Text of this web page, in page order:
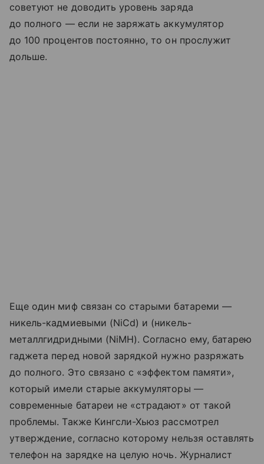
советуют не доводить уровень заряда
до полного — если не заряжать аккумулятор
до 100 процентов постоянно, то он прослужит
дольше.
Еще один миф связан со старыми батареми —
никель-кадмиевыми (NiCd) и (никель-
металлгидридными (NiMH). Согласно ему, батарею
гаджета перед новой зарядкой нужно разряжать
до полного. Это связано с «эффектом памяти»,
который имели старые аккумуляторы —
современные батареи не «страдают» от такой
проблемы. Также Кингсли-Хьюз рассмотрел
утверждение, согласно которому нельзя оставлять
телефон на зарядке на целую ночь. Журналист